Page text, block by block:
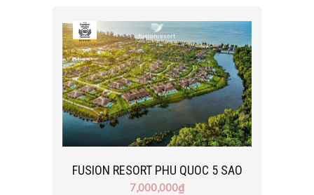
FUSION RESORT PHU QUOC 5 SAO
7,000,000₫